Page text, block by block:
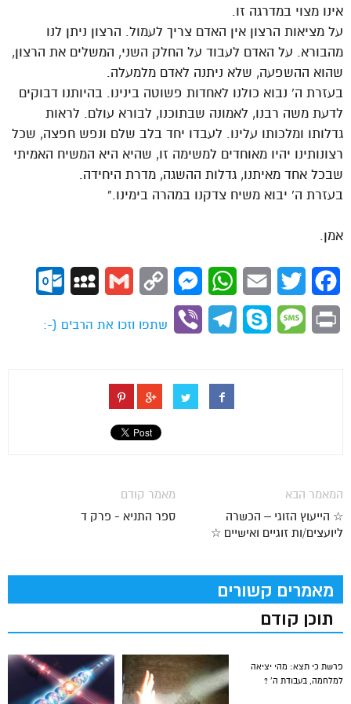
אינו מצוי במדרגה זו.
על מציאות הרצון אין האדם צריך לעמול. הרצון ניתן לנו
מהבורא. על האדם לעבוד על החלק השני, המשלים את הרצון,
שהוא ההשפעה, שלא ניתנה לאדם מלמעלה.
בעזרת ה’ נבוא כולנו לאחדות פשוטה בינינו. בהיותנו דבוקים
לדעת משה רבנו, לאמונה שבתוכנו, לבורא עולם. לראות
גדלותו ומלכותו עלינו. לעבדו יחד בלב שלם ונפש חפצה, שכל
רצונותינו יהיו מאוחדים למשימה זו, שהיא היא המשיח האמיתי
שבכל אחד מאיתנו, גדלות ההשגה, מדרת היחידה.
בעזרת ה’ יבוא משיח צדקנו במהרה בימינו.”
אמן.
Facebook
Twitter
Email
WhatsApp
Messenger
Copy
Gmail
MySpace
Print
Message
Skype
Telegram
Viber
שתפו וזכו את הרבים (-:
מאמר קודם
ספר התניא - פרק ד
המאמר הבא
☆ הייעוץ הזוגי – הכשרה
ליועצים/ות זוגיים ואישיים ☆
מאמרים קשורים
תוכן קודם
פרשת כי תצא: מהי יציאה
למלחמה, בעבודת ה’ ?